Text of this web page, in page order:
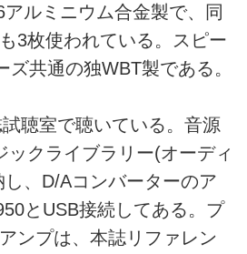
ルミニウム合金製で、同
3枚使われている。スピー
ズ共通の独WBT製である。
聴室で聴いている。音源
ックライブラリー(オーディ
、D/Aコンバーターのア
とUSB接続してある。プ
ンプは、本誌リファレン